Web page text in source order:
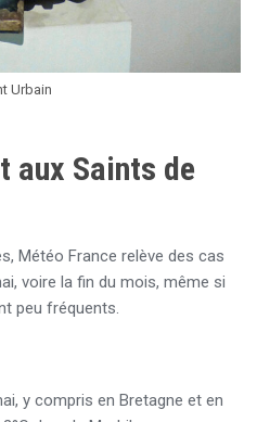
Urbain
aux Saints de
Météo France relève des cas
voire la fin du mois, même si
peu fréquents.
y compris en Bretagne et en